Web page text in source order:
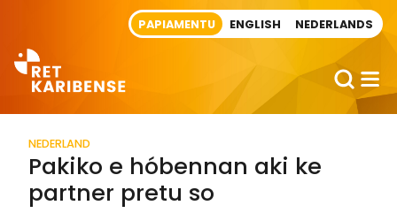
PAPIAMENTU ENGLISH NEDERLANDS
NEDERLAND
Pakiko e hóbennan aki ke
partner pretu so